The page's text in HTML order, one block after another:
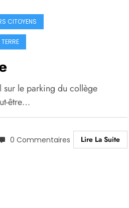
CITOYENS
le parking du collège
être…
0 Commentaires Lire La Suite